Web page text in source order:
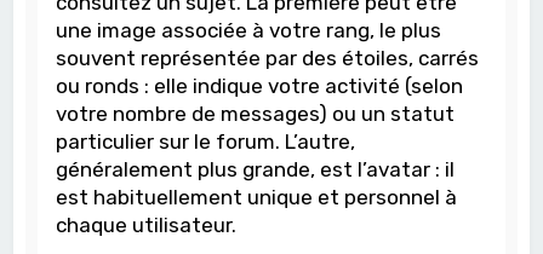
une image associée à votre rang, le plus
souvent représentée par des étoiles, carrés
ou ronds : elle indique votre activité (selon
votre nombre de messages) ou un statut
particulier sur le forum. L’autre,
généralement plus grande, est l’avatar : il
est habituellement unique et personnel à
chaque utilisateur.